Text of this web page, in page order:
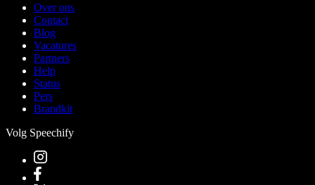
Over ons
Contact
Blog
Vacatures
Partners
Help
Status
Pers
Brandkit
Volg Speechify